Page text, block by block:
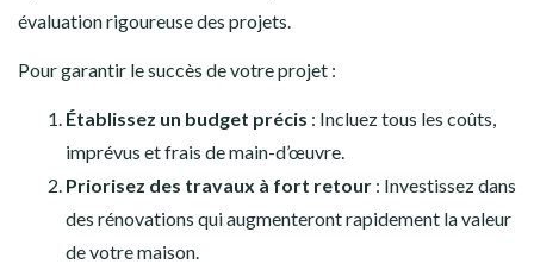
évaluation rigoureuse des projets.
Pour garantir le succès de votre projet :
Établissez un budget précis : Incluez tous les coûts,
imprévus et frais de main-d’œuvre.
Priorisez des travaux à fort retour : Investissez dans
des rénovations qui augmenteront rapidement la valeur
de votre maison.